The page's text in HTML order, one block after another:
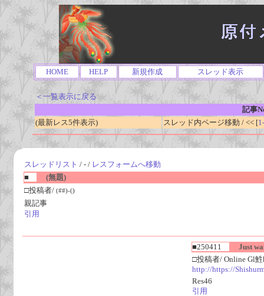
HOME HELP 新規作成 スレッド表示
＜一覧表示に戻る
記事
(最新レス5件表示)
スレッド内ページ移動 / << [
スレッドリスト / - / レスフォームへ移動
■
(無題)
□投稿者/ (##)-()
親記事
引用
■250411
Just
□投稿者/ Online Gl
http://https://
Res46
引用